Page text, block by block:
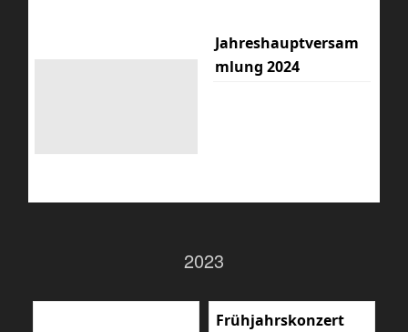
Jahreshauptversam
mlung 2024
2023
Frühjahrskonzert